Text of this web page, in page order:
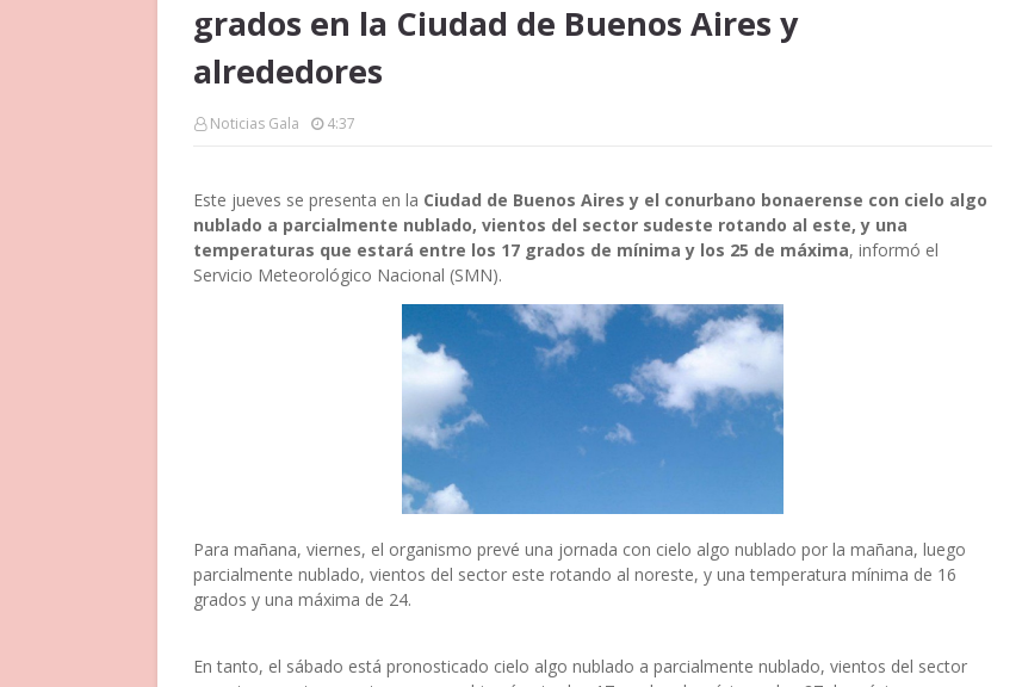
grados en la Ciudad de Buenos Aires y
alrededores
Noticias Gala 4:37
Este jueves se presenta en la Ciudad de Buenos Aires y el conurbano bonaerense con cielo algo
nublado a parcialmente nublado, vientos del sector sudeste rotando al este, y una
temperaturas que estará entre los 17 grados de mínima y los 25 de máxima, informó el
Servicio Meteorológico Nacional (SMN).
Para mañana, viernes, el organismo prevé una jornada con cielo algo nublado por la mañana, luego
parcialmente nublado, vientos del sector este rotando al noreste, y una temperatura mínima de 16
grados y una máxima de 24.
En tanto, el sábado está pronosticado cielo algo nublado a parcialmente nublado, vientos del sector